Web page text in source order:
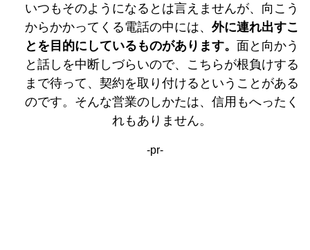
いつもそのようになるとは言えませんが、向こう
からかかってくる電話の中には、 外に連れ出すこ
とを目的にしているものがあります。 面と向かう
と話しを中断しづらいので、こちらが根負けする
まで待って、契約を取り付けるということがある
のです。そんな営業のしかたは、信用もへったく
れもありません。
-pr-